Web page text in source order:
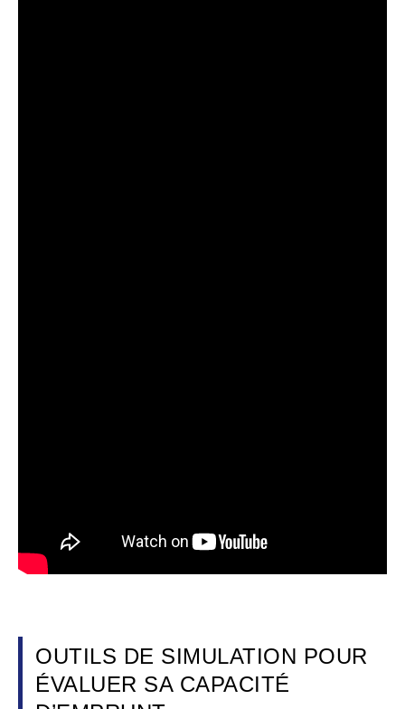
OUTILS DE SIMULATION POUR
ÉVALUER SA CAPACITÉ